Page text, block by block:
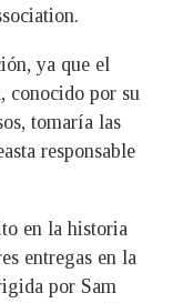
ya que el
conocido por su
tomaría las
responsable
en la historia
entregas en la
por Sam